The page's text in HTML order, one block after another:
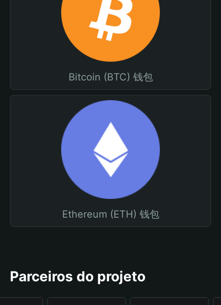
Bitcoin (BTC) 钱包
Ethereum (ETH) 钱包
Parceiros do projeto